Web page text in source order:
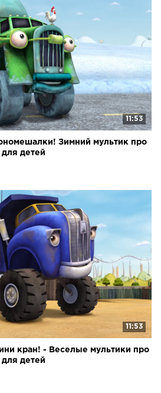
11:53
Зимний мультик про
детей
11:53
кран! - Веселые мультики про
детей